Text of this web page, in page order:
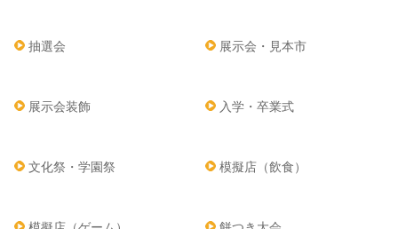
抽選会 展示会・見本市
展示会装飾 入学・卒業式
文化祭・学園祭 模擬店（飲食）